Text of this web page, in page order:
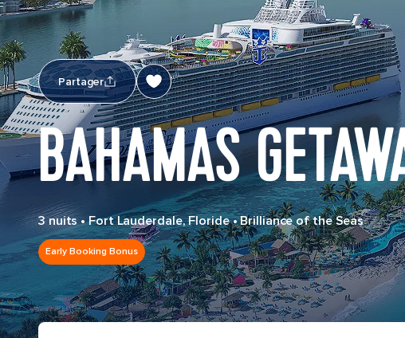
Partager
BAHAMAS
3 nuits•Fort Lauderdale, Floride•Brilliance of the Seas
Early Booking Bonus